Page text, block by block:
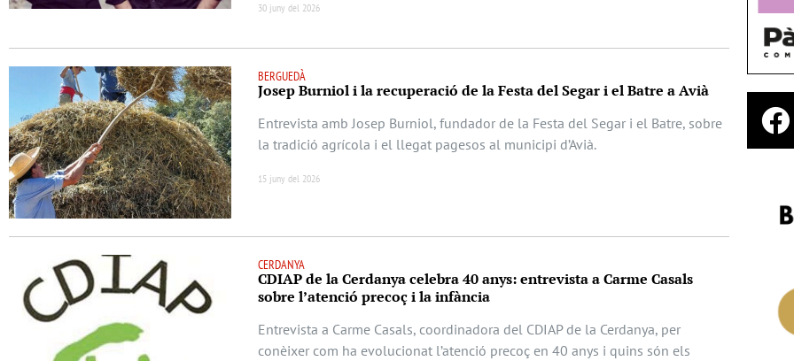
30 juny del 2026
BERGUEDÀ
Josep Burniol i la recuperació de la Festa del Segar i el Batre a Avià
Entrevista amb Josep Burniol, fundador de la Festa del Segar i el Batre, sobre
la tradició agrícola i el llegat pagesos al municipi d’Avià.
15 juny del 2026
CERDANYA
CDIAP de la Cerdanya celebra 40 anys: entrevista a Carme Casals
sobre l’atenció precoç i la infància
Entrevista a Carme Casals, coordinadora del CDIAP de la Cerdanya, per
conèixer com ha evolucionat l’atenció precoç en 40 anys i quins són els